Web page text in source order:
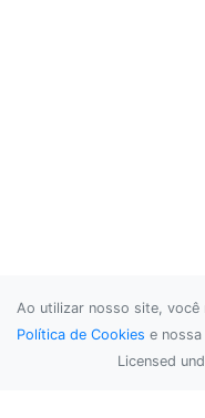
Ao utilizar nosso site, você
Política de Cookies e nossa
Licensed